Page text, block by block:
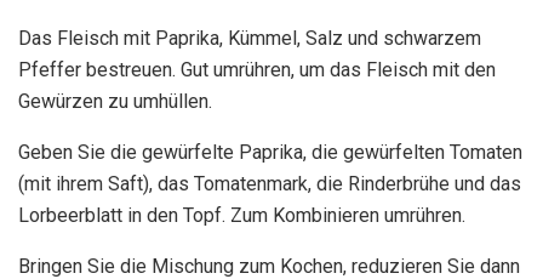
Das Fleisch mit Paprika, Kümmel, Salz und schwarzem
Pfeffer bestreuen. Gut umrühren, um das Fleisch mit den
Gewürzen zu umhüllen.
Geben Sie die gewürfelte Paprika, die gewürfelten Tomaten
(mit ihrem Saft), das Tomatenmark, die Rinderbrühe und das
Lorbeerblatt in den Topf. Zum Kombinieren umrühren.
Bringen Sie die Mischung zum Kochen, reduzieren Sie dann